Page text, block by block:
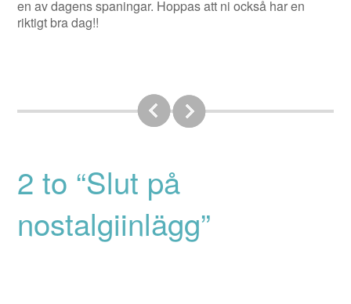
en av dagens spaningar. Hoppas att ni också har en
riktigt bra dag!!
2 to “Slut på
nostalgiinlägg”